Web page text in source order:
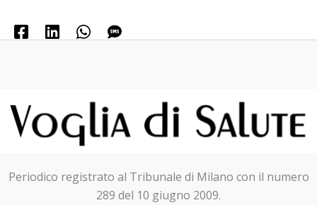
Periodico registrato al Tribunale di Milano con il numero
289 del 10 giugno 2009.